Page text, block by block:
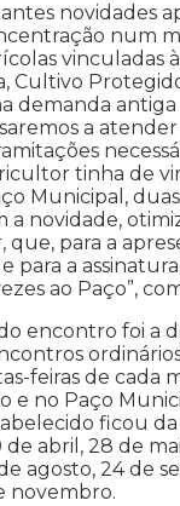
novidades
num
vinculadas à
Cultivo
demanda
a
tinha de
Municipal,
a novidade,
que, para a
para a
ao Paço”,
encontro foi a
feiras de cada
e no Paço
ficou
abril, 28 de
agosto, 24 de
novembro.